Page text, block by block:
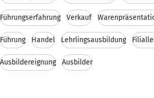
Führungserfahrung Verkauf
Führung Handel Lehrlingsausbildung
Ausbildereignung Ausbilder